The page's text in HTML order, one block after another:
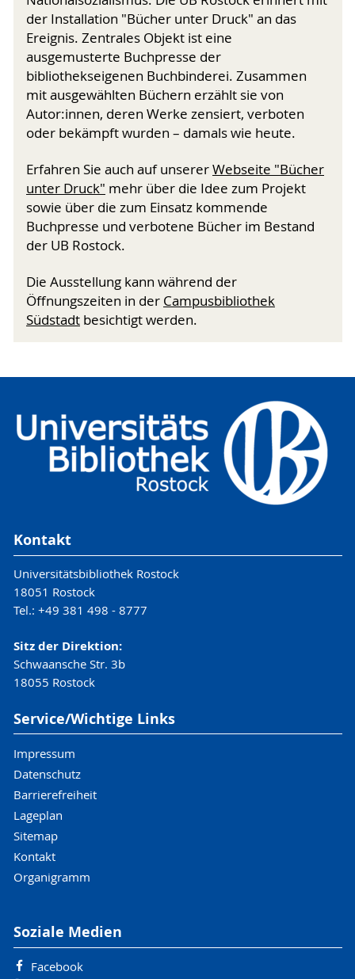
der Installation "Bücher unter Druck" an das
Ereignis. Zentrales Objekt ist eine
ausgemusterte Buchpresse der
bibliothekseigenen Buchbinderei. Zusammen
mit ausgewählten Büchern erzählt sie von
Autor:innen, deren Werke zensiert, verboten
oder bekämpft wurden – damals wie heute.
Erfahren Sie auch auf unsererWebseite "Bücher
unter Druck" mehr über die Idee zum Projekt
sowie über die zum Einsatz kommende
Buchpresse und verbotene Bücher im Bestand
der UB Rostock.
Die Ausstellung kann während der
Öffnungszeiten in der Campusbibliothek
Südstadt besichtigt werden.
Kontakt
Universitätsbibliothek Rostock
18051 Rostock
Tel.: +49 381 498 - 8777
Sitz der Direktion:
Schwaansche Str. 3b
18055 Rostock
Service/Wichtige Links
Impressum
Datenschutz
Barrierefreiheit
Lageplan
Sitemap
Kontakt
Organigramm
Soziale Medien
Facebook